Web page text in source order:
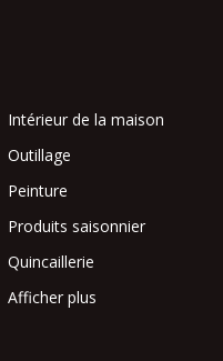
Intérieur de la maison
Outillage
Peinture
Produits saisonnier
Quincaillerie
Afficher plus